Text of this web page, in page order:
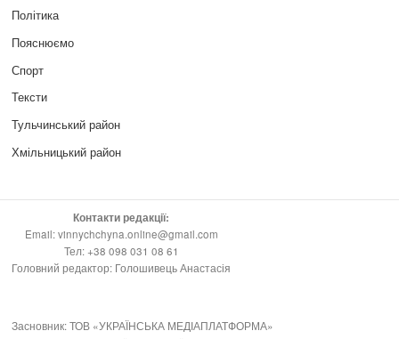
Політика
Пояснюємо
Спорт
Тексти
Тульчинський район
Хмільницький район
Контакти редакції:
Email: vinnychchyna.online@gmail.com
Тел: +38 098 031 08 61
Головний редактор: Голошивець Анастасія
Засновник: ТОВ «УКРАЇНСЬКА МЕДІАПЛАТФОРМА»